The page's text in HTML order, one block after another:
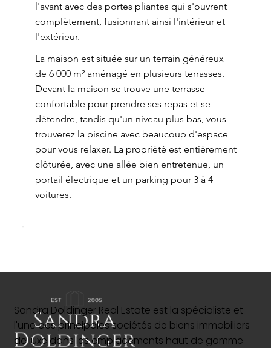
l'avant avec des portes pliantes qui s'ouvrent
complètement, fusionnant ainsi l'intérieur et
l'extérieur.
La maison est située sur un terrain généreux
de 6 000 m² aménagé en plusieurs terrasses.
Devant la maison se trouve une terrasse
confortable pour prendre ses repas et se
détendre, tandis qu'un niveau plus bas, vous
trouverez la piscine avec beaucoup d'espace
pour vous relaxer. La propriété est entièrement
clôturée, avec une allée bien entretenue, un
portail électrique et un parking pour 3 à 4
voitures.
Sandra Doldinger Real Estate est la spécialiste et
l'une des principales sociétés de biens immobiliers
de luxe dans les emplacements haut de gamme